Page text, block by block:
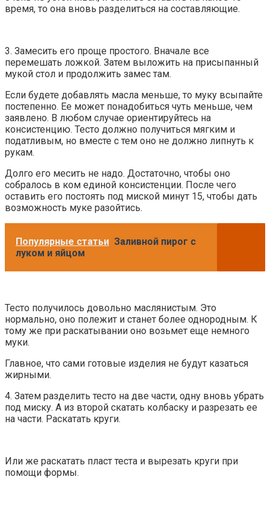
время, то она вновь разделиться на составляющие.
3. Замесить его проще простого. Вначале все
перемешать ложкой. Затем выложить на присыпанный
мукой стол и продолжить замес там.
Если будете добавлять масла меньше, то муку всыпайте
постепенно. Ее может понадобиться чуть меньше, чем
заявлено. В любом случае ориентируйтесь на
консистенцию. Тесто должно получиться мягким и
податливым, но вместе с тем оно не должно липнуть к
рукам.
Долго его месить не надо. Достаточно, чтобы оно
собралось в ком единой консистенции. После чего
оставить его постоять под миской минут 15, чтобы дать
возможность муке разойтись.
Популярные статьи Заливной пирог с
луком и яйцом
Тесто получилось довольно маслянистым. Это
нормально, оно полежит и станет более однородным. К
тому же при раскатывании оно возьмет еще немного
муки.
Главное, что сами готовые изделия не будут казаться
жирными.
4. Затем разделить тесто на две части, одну вновь убрать
под миску. А из второй скатать колбаску и разрезать ее
на части. Раскатать круги.
Или же раскатать пласт теста и вырезать круги при
помощи формы.